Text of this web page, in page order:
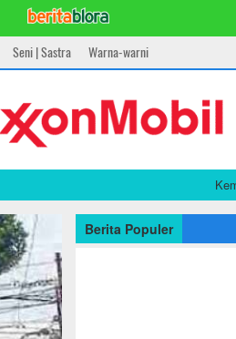
Seni | Sastra Warna-warni
Kemenag
Berita Populer